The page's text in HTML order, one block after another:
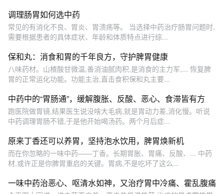
调理肠胃如何选中药
常见的有消化不良、胃炎、胃溃疡等。 当选择中药治疗肠胃问题时,
需要根据患者的具体症状、年龄和体质特点进行综...
保和丸：消食和胃的千年良方，守护脾胃健康
八味药材。山楂酸甘微温,善消油腻肉积,是消食的主力军,... 恢复脾
胃的正常运化功能。功能主治,直击食积保和丸主要...
中药中的“胃肠通”，缓解腹胀、反酸、恶心、食滞皆有方
跑医院做胃镜,结果医生说没啥大毛病,就是胃动力差,消化慢。听说
中药调理胃肠不错,于是他开始喝汤药。两个月后症...
原来丁香还可以养胃，坚持泡水饮用，脾胃焕新机
而在你忽略的一味中药——丁香。长期胃胀、胃痛、反酸、... 中药
材,或许正是你脾胃重启的关键。胃病,不是吃坏了这么...
一味中药治恶心、呕清水如神，又治疗胃中冷痛、霍乱腹痛